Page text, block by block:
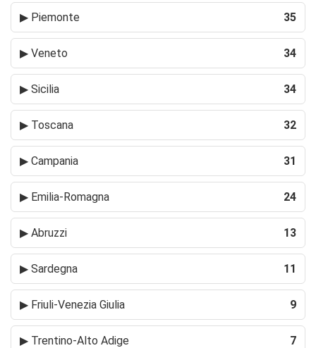
▶ Piemonte 35
▶ Veneto 34
▶ Sicilia 34
▶ Toscana 32
▶ Campania 31
▶ Emilia-Romagna 24
▶ Abruzzi 13
▶ Sardegna 11
▶ Friuli-Venezia Giulia 9
▶ Trentino-Alto Adige 7